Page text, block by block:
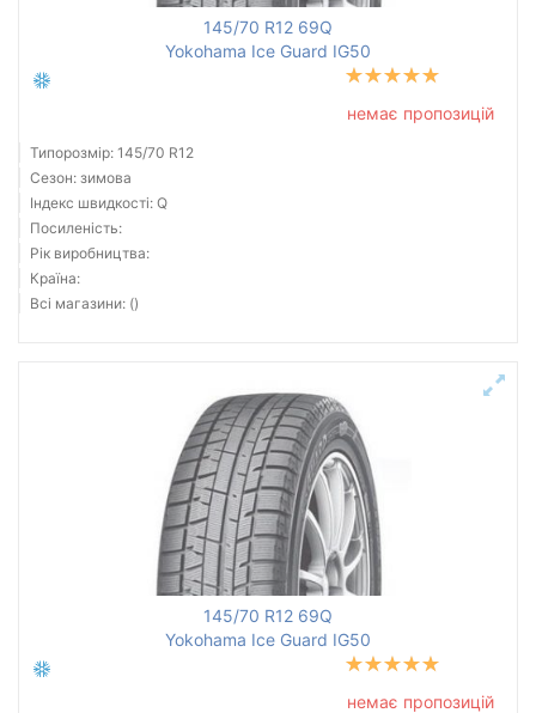
145/70 R12 69Q
Yokohama Ice Guard IG50
немає пропозицій
Типорозмір: 145/70 R12
Сезон: зимова
Індекс швидкості: Q
Посиленість:
Рік виробництва:
Країна:
Всі магазини: ()
145/70 R12 69Q
Yokohama Ice Guard IG50
немає пропозицій